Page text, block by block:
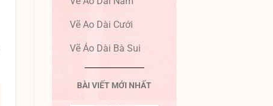
Vẽ Ao Dài Cưới
Vẽ Áo Dài Bà Sui
BÀI VIẾT MỚI NHẤT